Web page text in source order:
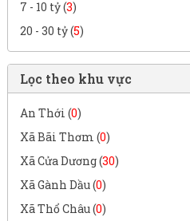
7 - 10 tỷ (3)
20 - 30 tỷ (5)
Lọc theo khu vực
An Thới (0)
Xã Bãi Thơm (0)
Xã Cửa Dương (30)
Xã Gành Dầu (0)
Xã Thổ Châu (0)